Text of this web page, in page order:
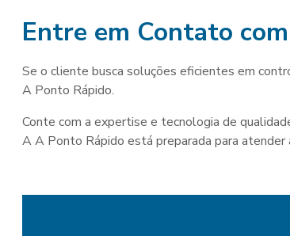
Entre em Contato
Se o cliente busca soluções eficientes em
A Ponto Rápido.
Conte com a expertise e tecnologia de
A A Ponto Rápido está preparada para atender